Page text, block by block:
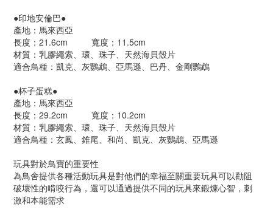
●印地安倫巴●
產地：馬來西亞
長度：21.6cm  	寬度：11.5cm
適合鳥種：凱克、灰鸚鵡、亞馬遜、巴丹、金剛鸚鵡
●杯子蛋糕●
產地：馬來西亞
長度：29.2cm  	寬度：10.2cm
適合鳥種：玄鳳、錐尾、和尚、凱克、灰鸚鵡、亞馬遜
玩具對於鳥寶的重要性
為鳥舍提供各種活動玩具是對他們的幸福至關重要玩具可以勸阻
破壞性的啃咬行為，還可以通過提供不同的玩具來鍛煉心智，刺
激和本能需求